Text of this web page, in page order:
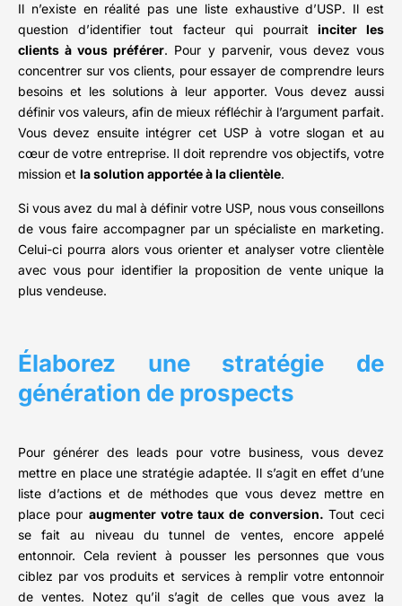
Il n’existe en réalité pas une liste exhaustive d’USP. Il est
question d’identifier tout facteur qui pourraitinciter les
clients à vous préférer. Pour y parvenir, vous devez vous
concentrer sur vos clients, pour essayer de comprendre leurs
besoins et les solutions à leur apporter. Vous devez aussi
définir vos valeurs, afin de mieux réfléchir à l’argument parfait.
Vous devez ensuite intégrer cet USP à votre slogan et au
cœur de votre entreprise. Il doit reprendre vos objectifs, votre
mission et la solution apportée à la clientèle.
Si vous avez du mal à définir votre USP, nous vous conseillons
de vous faire accompagner par un spécialiste en marketing.
Celui-ci pourra alors vous orienter et analyser votre clientèle
avec vous pour identifier la proposition de vente unique la
plus vendeuse.
Élaborez une stratégie de
génération de prospects
Pour générer des leads pour votre business, vous devez
mettre en place une stratégie adaptée. Il s’agit en effet d’une
liste d’actions et de méthodes que vous devez mettre en
place pour augmenter votre taux de conversion. Tout ceci
se fait au niveau du tunnel de ventes, encore appelé
entonnoir. Cela revient à pousser les personnes que vous
ciblez par vos produits et services à remplir votre entonnoir
de ventes. Notez qu’il s’agit de celles que vous avez la